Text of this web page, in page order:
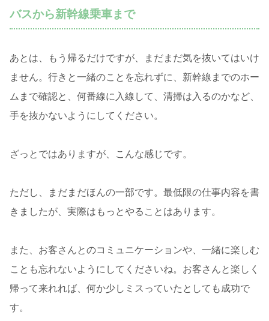
バスから新幹線乗車まで
あとは、もう帰るだけですが、まだまだ気を抜いてはいけ
ません。行きと一緒のことを忘れずに、新幹線までのホー
ムまで確認と、何番線に入線して、清掃は入るのかなど、
手を抜かないようにしてください。
ざっとではありますが、こんな感じです。
ただし、まだまだほんの一部です。最低限の仕事内容を書
きましたが、実際はもっとやることはあります。
また、お客さんとのコミュニケーションや、一緒に楽しむ
ことも忘れないようにしてくださいね。お客さんと楽しく
帰って来れれば、何か少しミスっていたとしても成功で
す。